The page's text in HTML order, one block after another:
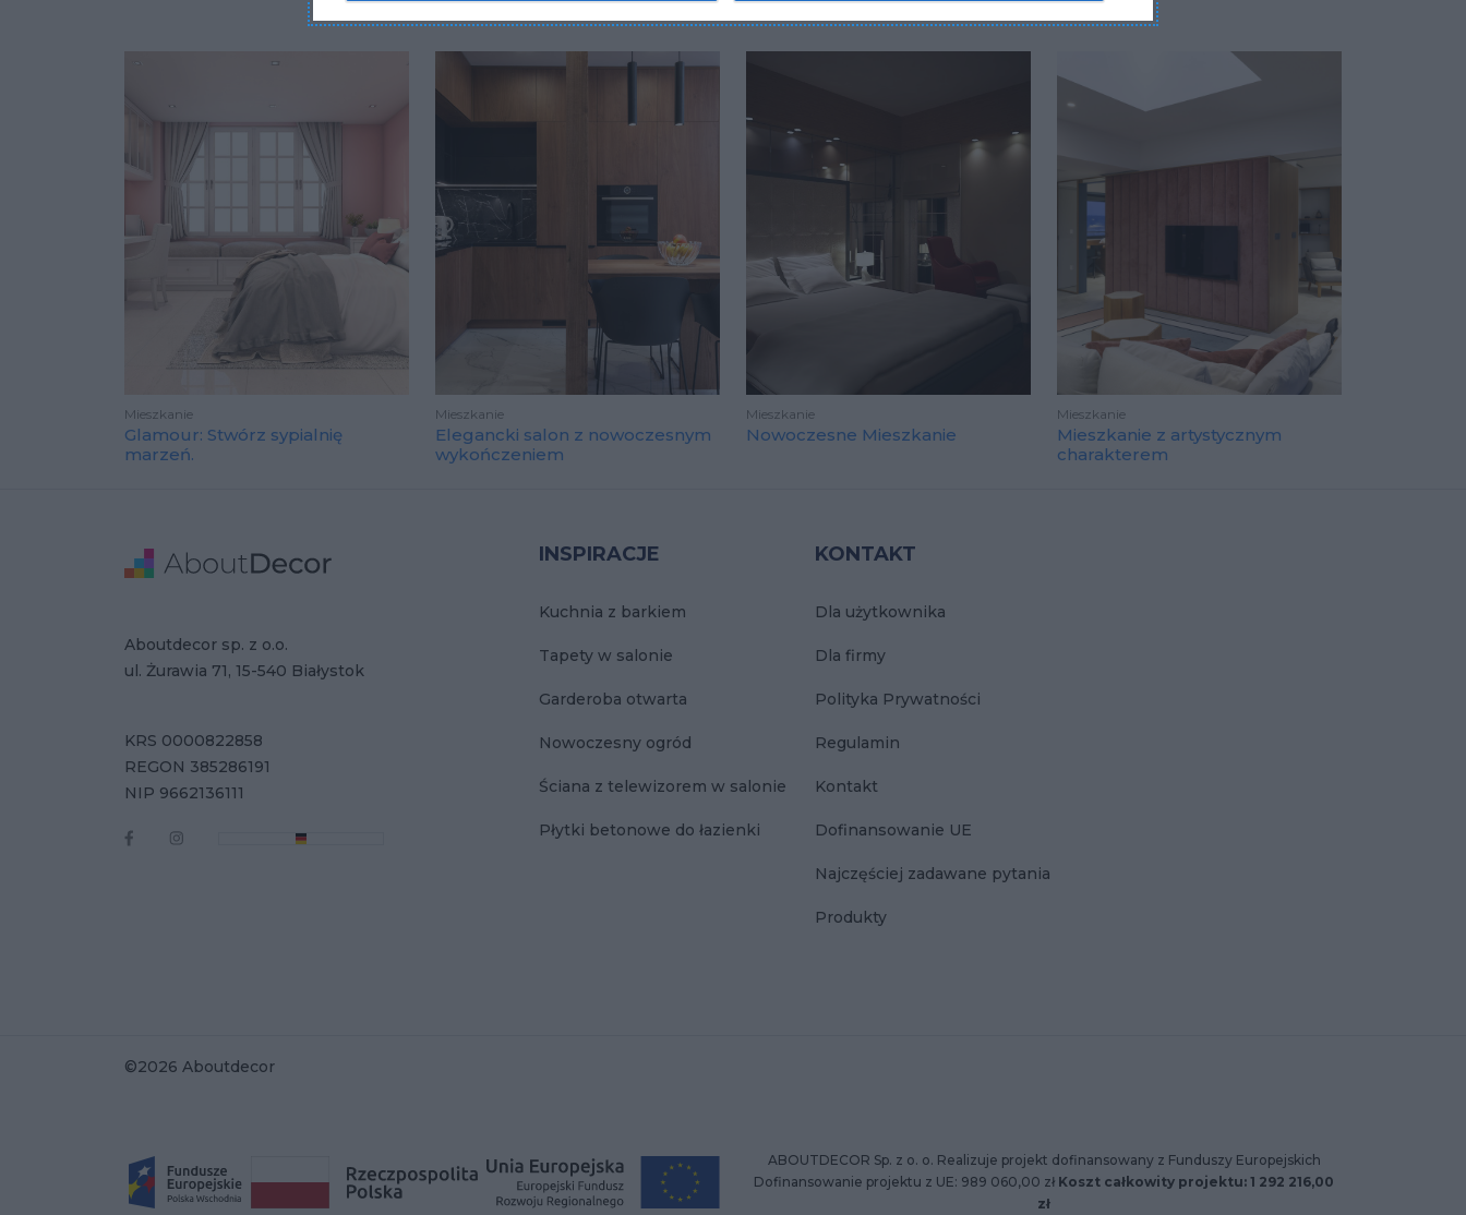
Mieszkanie
Glamour: Stwórz sypialnię
marzeń.
Mieszkanie
Elegancki salon z nowoczesnym
wykończeniem
Mieszkanie
Nowoczesne Mieszkanie
Mieszkanie
Mieszkanie z artystycznym
charakterem
INSPIRACJE
Kuchnia z barkiem
Tapety w salonie
Garderoba otwarta
Nowoczesny ogród
Ściana z telewizorem w salonie
Płytki betonowe do łazienki
KONTAKT
Dla użytkownika
Dla firmy
Polityka Prywatności
Regulamin
Kontakt
Dofinansowanie UE
Najczęściej zadawane pytania
Produkty
Adres
Aboutdecor sp. z o.o.
ul. Żurawia 71, 15-540 Białystok
Dane Firmy
KRS 0000822858
REGON 385286191
NIP 9662136111
©2026 Aboutdecor
ABOUTDECOR Sp. z o. o. Realizuje projekt dofinansowany z Funduszy Europejskich
Dofinansowanie projektu z UE: 989 060,00 zł Koszt całkowity projektu: 1 292 216,00
zł